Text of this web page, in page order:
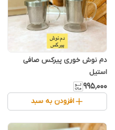
دم نوش خوری پیرکس صافی
استیل
۹۹۵٬۰۰۰
افزودن به سبد